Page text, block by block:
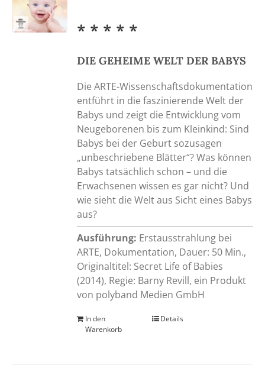
* * * * *
DIE GEHEIME WELT DER BABYS
Die ARTE-Wissenschaftsdokumentation
entführt in die faszinierende Welt der
Babys und zeigt die Entwicklung vom
Neugeborenen bis zum Kleinkind: Sind
Babys bei der Geburt sozusagen
„unbeschriebene Blätter“? Was können
Babys tatsächlich schon – und die
Erwachsenen wissen es gar nicht? Und
wie sieht die Welt aus Sicht eines Babys
aus?
Ausführung: Erstausstrahlung bei
ARTE, Dokumentation, Dauer: 50 Min.,
Originaltitel: Secret Life of Babies
(2014), Regie: Barny Revill, ein Produkt
von polyband Medien GmbH
In den
Warenkorb
Details